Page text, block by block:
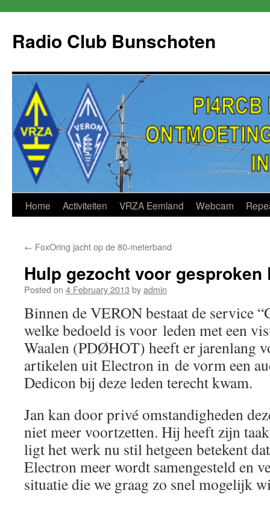
content
Radio Club Bunschoten
Home Activiteiten VRZA Eemland Webcam
← FoxOring jacht op de 80-meterband
Hulp gezocht voor gesproken
Posted on 4 February 2013 byadmin
Binnen de VERON bestaat de service
welke bedoeld is voor leden met een
Waalen (PDØHOT) heeft er jarenlang
artikelen uit Electron in de vorm een
Dedicon bij deze leden terecht kwam.
Jan kan door privé omstandigheden
niet meer voortzetten. Hij heeft zijn
ligt het werk nu stil hetgeen betekent
Electron meer wordt samengesteld en
situatie die we graag zo snel mogelijk